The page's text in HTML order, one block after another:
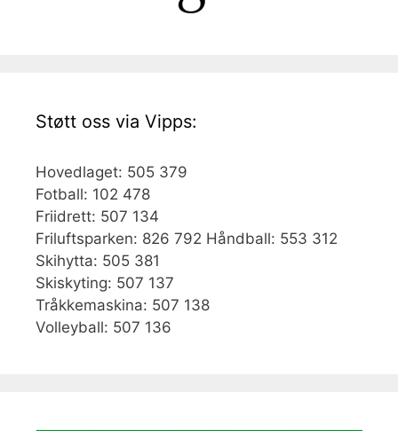
Støtt oss via Vipps:
Hovedlaget: 505 379
Fotball: 102 478
Friidrett: 507 134
Friluftsparken: 826 792 Håndball: 553 312
Skihytta: 505 381
Skiskyting: 507 137
Tråkkemaskina: 507 138
Volleyball: 507 136